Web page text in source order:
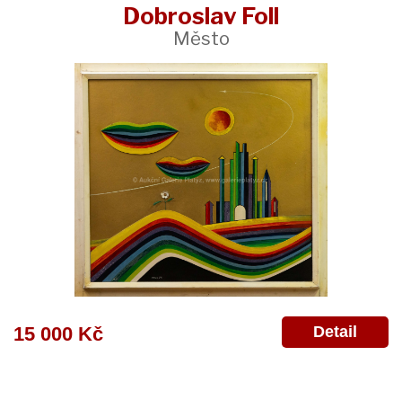
Dobroslav Foll
Město
15 000 Kč Detail